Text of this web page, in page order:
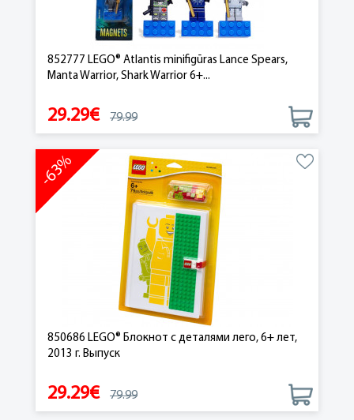
852777 LEGO® Atlantis minifigūras Lance Spears,
Manta Warrior, Shark Warrior 6+...
29.29€ 79.99
850686 LEGO® Блокнот с деталями лего, 6+ лет,
2013 г. Выпуск
-63%
29.29€ 79.99